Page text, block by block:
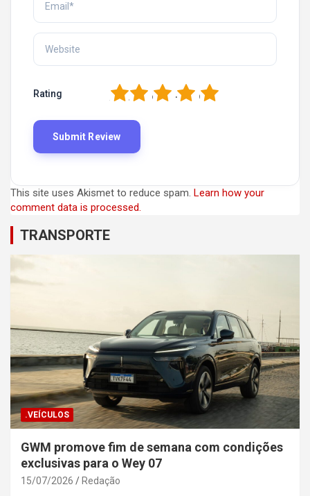
Rating 5
4
3
2
This site uses Akismet to reduce spam. Learn how your
comment data is processed.
TRANSPORTE
.VEÍCULOS
GWM promove fim de semana com condições
exclusivas para o Wey 07
15/07/2026 Redação